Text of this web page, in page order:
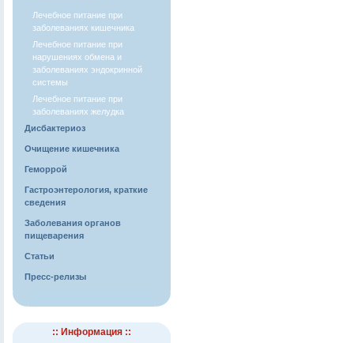
Лечебное питание при
заболеваниях кишечника
Лечебное питание при
нарушениях обмена и
заболеваниях эндокринной
системы
Лечебное питание при
заболеваниях желудка
Дисбактериоз
Очищение кишечника
Геморрой
Гастроэнтерология, краткие
сведения
Заболевания органов
пищеварения
Статьи
Пресс-релизы
:: Информация ::